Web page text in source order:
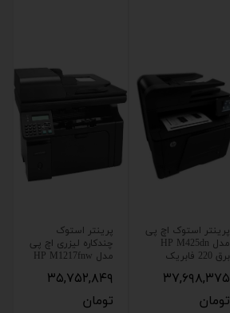
پرینتر استوک اچ پی
مدل HP M425dn
برق 220 فابریک
۳۷,۶۹۸,۳۷۵
تومان
پرینتر استوک
چندکاره لیزری اچ پی
مدل HP M1217fnw
۳۵,۷۵۲,۸۴۹
تومان